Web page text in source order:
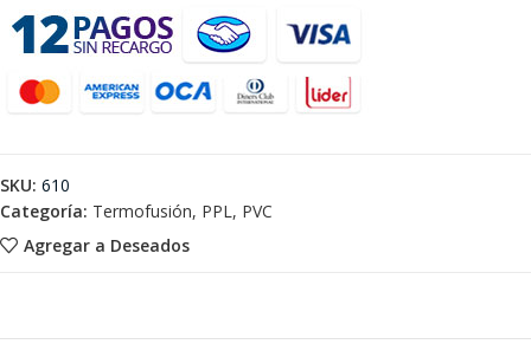
Agregar a Deseados
SKU: 610
Categoría: Termofusión, PPL, PVC